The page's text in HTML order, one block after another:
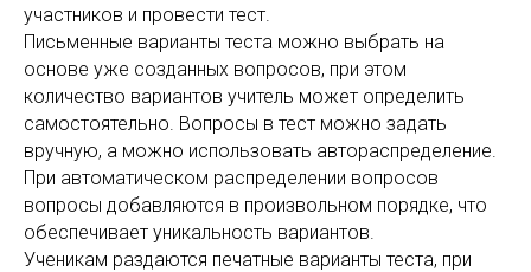
участников и провести тест.
Письменные варианты теста можно выбрать на
основе уже созданных вопросов, при этом
количество вариантов учитель может определить
самостоятельно. Вопросы в тест можно задать
вручную, а можно использовать автораспределение.
При автоматическом распределении вопросов
вопросы добавляются в произвольном порядке, что
обеспечивает уникальность вариантов.
Ученикам раздаются печатные варианты теста, при